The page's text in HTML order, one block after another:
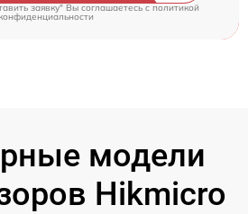
заявку" Вы соглашаетесь cполитикой
модели
Hikmicro